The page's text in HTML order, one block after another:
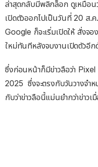
ล่าสุดกลับมีพลิกล็อก ดูเหมือน
เปิดตัวออกไปเป็นวันที่ 20 ส.
Google ก็จะเริ่มเปิดให้ สั่งจ
ใหม่ทันทีหลังจบงานเปิดตัวอี
ซึ่งก่อนหน้าก็มีข่าวลือว่า
2025 ซึ่งจะตรงกับวันวางจำ
กับว่าข่าวลือนี้แม่นยำกว่าข่าวเ